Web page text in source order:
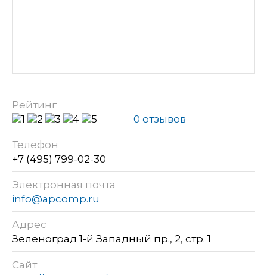
Рейтинг
0 отзывов
Телефон
+7 (495) 799-02-30
Электронная почта
info@apcomp.ru
Адрес
Зеленоград 1-й Западный пр., 2, стр. 1
Сайт